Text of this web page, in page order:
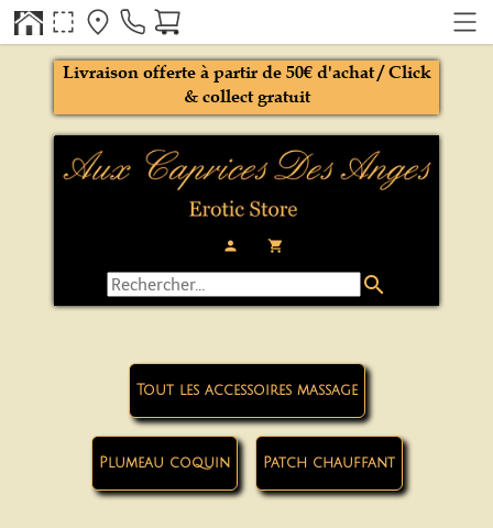
person local_grocery_store
Livraison offerte à partir de 50€ d'achat / Click
& collect gratuit
search
Tout les accessoires massage
Plumeau coquin Patch chauffant